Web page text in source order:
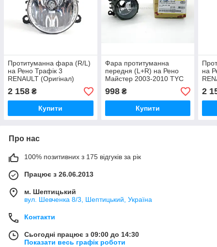
Протитуманна фара (R/L)
на Рено Трафік 3
RENAULT (Оригінал)
261500097R
2 158 ₴
Купити
Фара протитуманна
передня (L+R) на Рено
Майстер 2003-2010 TYC
(Тайвань) 195785112
998₴
Купити
на
2
Про нас
100% позитивних з 175 відгуків за рік
Працює з 26.06.2013
м. Шептицький
вул. Шевченка 8/3, Шептицький, Україна
Контакти
Сьогодні працює з 09:00 до 14:30
Показати весь графік роботи